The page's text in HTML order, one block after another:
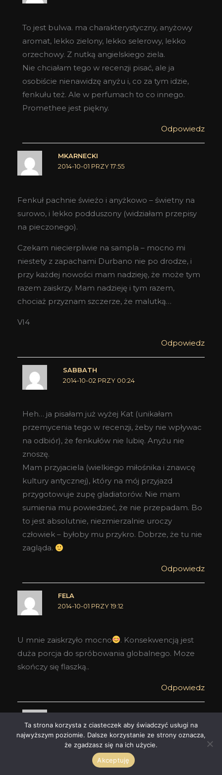
To jest bulwa. ma charakterystyczny, anyżowy
aromat, lekko zielony, lekko selerowy, lekko
orzechowy. Z nutką angielskiego ziela.
Nie chciałam tego w recenzji pisać, ale ja
osobiście nienawidzę anyżu i, co za tym idzie,
fenkułu też. Ale w perfumach to co innego.
Promethee jest piękny.
Odpowiedz
MKARNECKI
2014-10-01 PRZY 17:55
Fenkuł pachnie świeżo i anyżkowo – świetny na
surowo, i lekko podduszony (widziałam przepisy
na pieczonego).
Czekam niecierpliwie na sampla – mocno mi
niestety z zapachami Durbano nie po drodze, i
przy każdej nowości mam nadzieję, że może tym
razem zaiskrzy. Mam nadzieję i tym razem,
chociaż przyznam szczerze, że malutką…
VI4
Odpowiedz
SABBATH
2014-10-02 PRZY 00:24
Heh… ja pisałam już wyżej Kat (unikałam
przemycenia tego w recenzji, żeby nie wpływac
na odbiór), że fenkułów nie lubię. Anyżu nie
znoszę.
Mam przyjaciela (wielkiego miłośnika i znawcę
kultury antycznej), który na mój przyjazd
przygotowuje zupę gladiatorów. Nie mam
sumienia mu powiedzieć, że nie przepadam. Bo
to jest absolutnie, niezmierzalnie uroczy
człowiek – byłoby mu przykro. Dobrze, że tu nie
zagląda.
Odpowiedz
FELA
2014-10-01 PRZY 19:12
U mnie zaiskrzyło mocno
. Konsekwencją jest
duża porcja do spróbowania globalnego. Moze
skończy się flaszką..
Odpowiedz
SABBATH
2014-10-02 PRZY 00:26
Duża porcja? Oj, brzmi tak, że już zazdroszczę.
Ta strona korzysta z ciasteczek aby świadczyć usługi na
najwyższym poziomie. Dalsze korzystanie ze strony oznacza,
że zgadzasz się na ich użycie.
Akceptuję